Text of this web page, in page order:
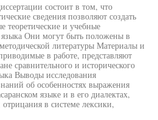
состоит в том, что
сведения позволяют создать
теоретические и учебные
языка Они могут быть положены в
литературы Материалы и
в работе, представляют
сравнительного и исторического
Выводы исследования
об особенностях выражения
языке и в его диалектах,
в системе лексики,